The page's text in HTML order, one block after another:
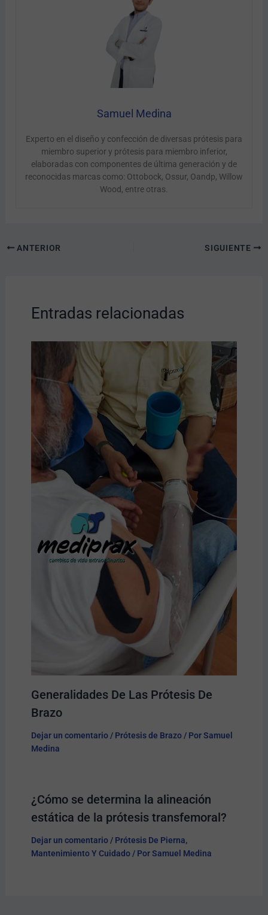
Samuel Medina
Experto en el diseño y confección de diversas prótesis para
miembro superior y prótesis para miembro inferior,
elaboradas con componentes de última generación y de
reconocidas marcas como: Ottobock, Ossur, Oandp, Willow
Wood, entre otras.
ANTERIOR SIGUIENTE
Entradas relacionadas
Generalidades De Las Prótesis De
Brazo
Dejar un comentario / Prótesis de Brazo/ PorSamuel
Medina
¿Cómo se determina la alineación
estática de la prótesis transfemoral?
Dejar un comentario / Prótesis De Pierna,
Mantenimiento Y Cuidado/ PorSamuel Medina